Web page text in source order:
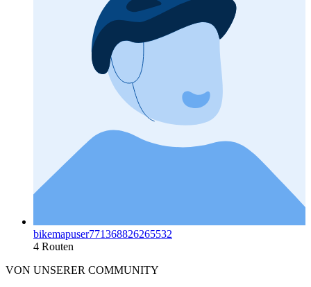
bikemapuser771368826265532
4 Routen
VON UNSERER COMMUNITY